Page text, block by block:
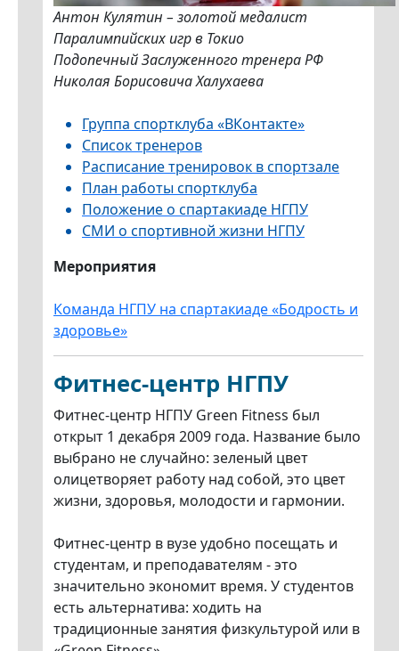
Антон Кулятин – золотой медалист
Паралимпийских игр в Токио
Подопечный Заслуженного тренера РФ
Николая Борисовича Халухаева
Группа спортклуба «ВКонтакте»
Список тренеров
Расписание тренировок в спортзале
План работы спортклуба
Положение о спартакиаде НГПУ
СМИ о спортивной жизни НГПУ
Мероприятия
Команда НГПУ на спартакиаде «Бодрость и
здоровье»
Фитнес-центр НГПУ
Фитнес-центр НГПУ Green Fitness был
открыт 1 декабря 2009 года. Название было
выбрано не случайно: зеленый цвет
олицетворяет работу над собой, это цвет
жизни, здоровья, молодости и гармонии.
Фитнес-центр в вузе удобно посещать и
студентам, и преподавателям - это
значительно экономит время. У студентов
есть альтернатива: ходить на
традиционные занятия физкультурой или в